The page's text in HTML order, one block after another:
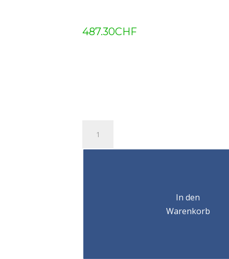
487.30CHF
PALAN
MANUEL
In den
Warenkorb